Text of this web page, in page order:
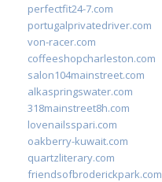
perfectfit24-7.com
portugalprivatedriver.com
von-racer.com
coffeeshopcharleston.com
salon104mainstreet.com
alkaspringswater.com
318mainstreet8h.com
lovenailsspari.com
oakberry-kuwait.com
quartzliterary.com
friendsofbroderickpark.com